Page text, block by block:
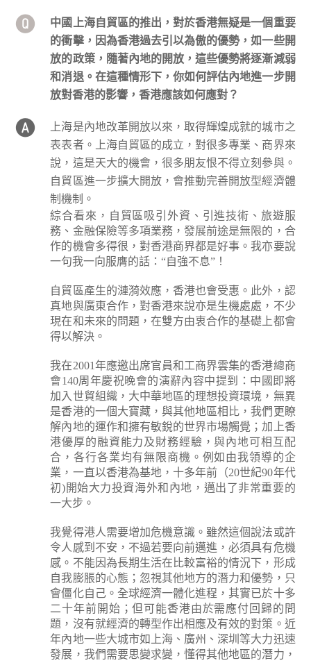
中國上海自貿區的推出，對於香港無疑是一個重要
的衝擊，因為香港過去引以為傲的優勢，如一些開
放的政策，隨著內地的開放，這些優勢將逐漸減弱
和消退。在這種情形下，你如何評估內地進一步開
放對香港的影響，香港應該如何應對？
上海是內地改革開放以來，取得輝煌成就的城市之
表表者。上海自貿區的成立，對很多專業、商界來
說，這是天大的機會，很多朋友恨不得立刻參與。
自貿區進一步擴大開放，會推動完善開放型經濟體
制機制。
綜合看來，自貿區吸引外資、引進技術、旅遊服
務、金融保險等多項業務，發展前途是無限的，合
作的機會多得很，對香港商界都是好事。我亦要說
一句我一向服膺的話：“自強不息”！
自貿區產生的漣漪效應，香港也會受惠。此外，認
真地與廣東合作，對香港來說亦是生機處處，不少
現在和未來的問題，在雙方由衷合作的基礎上都會
得以解決。
我在2001年應邀出席官員和工商界雲集的香港總商
會140周年慶祝晚會的演辭內容中提到：中國即將
加入世貿組織，大中華地區的理想投資環境，無異
是香港的一個大寶藏，與其他地區相比，我們更瞭
解內地的運作和擁有敏銳的世界市場觸覺；加上香
港優厚的融資能力及財務經驗，與內地可相互配
合，各行各業均有無限商機。例如由我領導的企
業，一直以香港為基地，十多年前（20世紀90年代
初)開始大力投資海外和內地，邁出了非常重要的
一大步。
我覺得港人需要增加危機意識。雖然這個說法或許
令人感到不安，不過若要向前邁進，必須具有危機
感。不能因為長期生活在比較富裕的情況下，形成
自我膨脹的心態；忽視其他地方的潛力和優勢，只
會僵化自己。全球經濟一體化進程，其實已於十多
二十年前開始；但可能香港由於需應付回歸的問
題，沒有就經濟的轉型作出相應及有效的對策。近
年內地一些大城市如上海、廣州、深圳等大力迅速
發展，我們需要思變求變，懂得其他地區的潛力，